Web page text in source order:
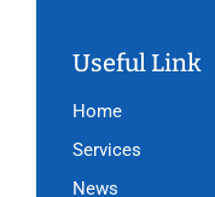
Useful Link
Home
Services
News